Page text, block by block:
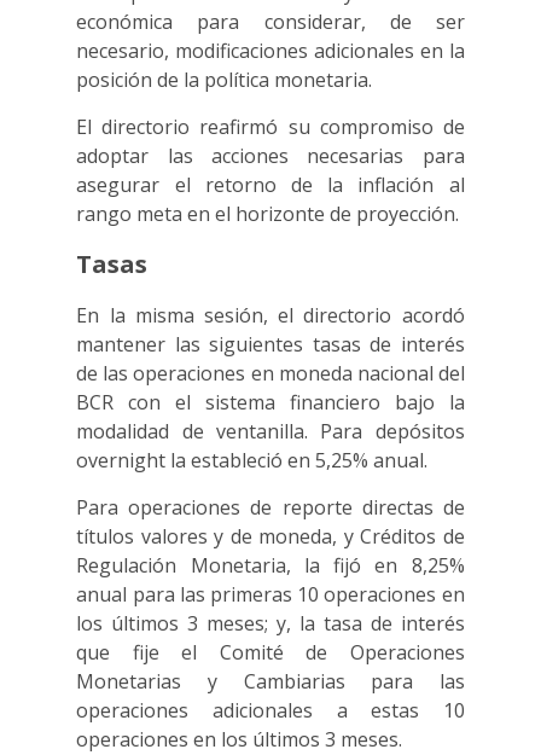
económica para considerar, de ser
necesario, modificaciones adicionales en la
posición de la política monetaria.
El directorio reafirmó su compromiso de
adoptar las acciones necesarias para
asegurar el retorno de la inflación al
rango meta en el horizonte de proyección.
Tasas
En la misma sesión, el directorio acordó
mantener las siguientes tasas de interés
de las operaciones en moneda nacional del
BCR con el sistema financiero bajo la
modalidad de ventanilla. Para depósitos
overnight la estableció en 5,25% anual.
Para operaciones de reporte directas de
títulos valores y de moneda, y Créditos de
Regulación Monetaria, la fijó en 8,25%
anual para las primeras 10 operaciones en
los últimos 3 meses; y, la tasa de interés
que fije el Comité de Operaciones
Monetarias y Cambiarias para las
operaciones adicionales a estas 10
operaciones en los últimos 3 meses.